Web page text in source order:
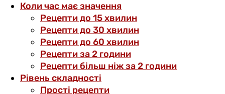
Коли час має значення
Рецепти до 15 хвилин
Рецепти до 30 хвилин
Рецепти до 60 хвилин
Рецепти за 2 години
Рецепти більш ніж за 2 години
Рівень складності
Прості рецепти